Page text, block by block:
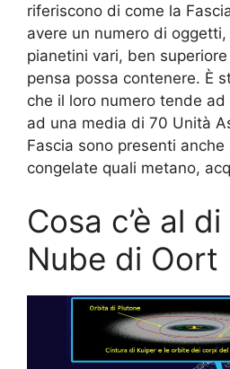
riferiscono di come la
avere un numero di
pianetini vari, ben
pensa possa contenere. È
che il loro numero tende
ad una media di 70 Unità
Fascia sono presenti
congelate quali metano,
Cosa c’è al
Nube di Oort